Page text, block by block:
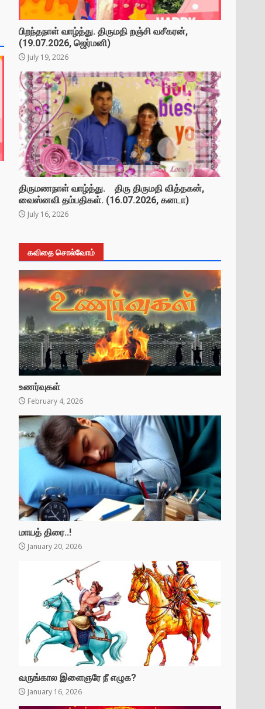
பிறந்தநாள் வாழ்த்து. திருமதி றஞ்சி வசீகரன்,
(19.07.2026, ஜெர்மனி)
July 19, 2026
திருமணநாள் வாழ்த்து. திரு திருமதி வித்தகன்,
வைஸ்னவி தம்பதிகள். (16.07.2026, கனடா)
July 16, 2026
கவிதை சொல்வோம்
உணர்வுகள்
February 4, 2026
மாயத் திரை..!
January 20, 2026
வருங்கால இளைஞரே நீ எழுக?
January 16, 2026